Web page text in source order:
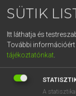
Európai
SÜTIK
Itt láthatja és
További információért
tájékoztatónkat.
A
GR
t z
g h j k
n